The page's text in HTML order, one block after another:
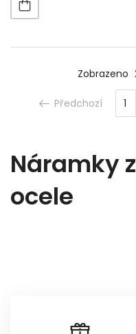
Zobrazeno
Předchozí 1
Náramky
ocele